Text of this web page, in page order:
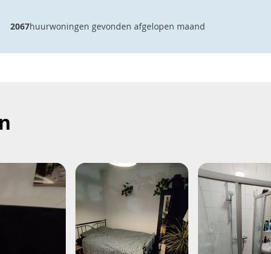
2067huurwoningen gevonden afgelopen maand